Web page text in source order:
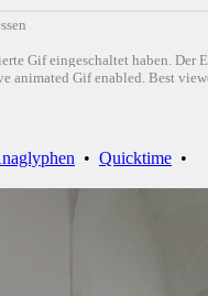
Gif eingeschaltet haben. Der
animated Gif enabled. Best
• Quicktime •